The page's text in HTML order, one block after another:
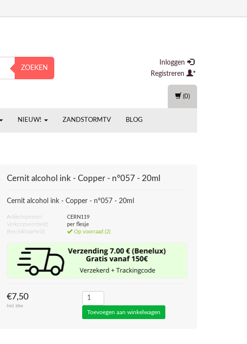
ZOEKEN
Inloggen
Registreren
NIEUW! ZANDSTORMTV BLOG
(0)
Cernit alcohol ink - Copper - n°057 - 20ml
Cernit alcohol ink - Copper - n°057 - 20ml
Artikelnummer:
CERN119
Verkoopseenheid:
per flesje
Beschikbaarheid:
Op voorraad (2)
€7,50
Incl. btw